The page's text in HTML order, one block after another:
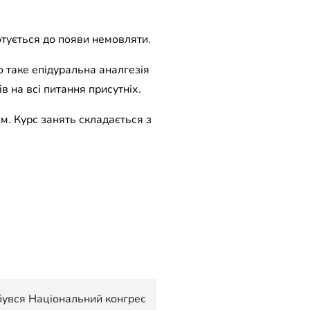
до появи немовляти.
епідуральна аналгезія
на всі питання присутніх.
Курс занять складається з
Національний конгрес